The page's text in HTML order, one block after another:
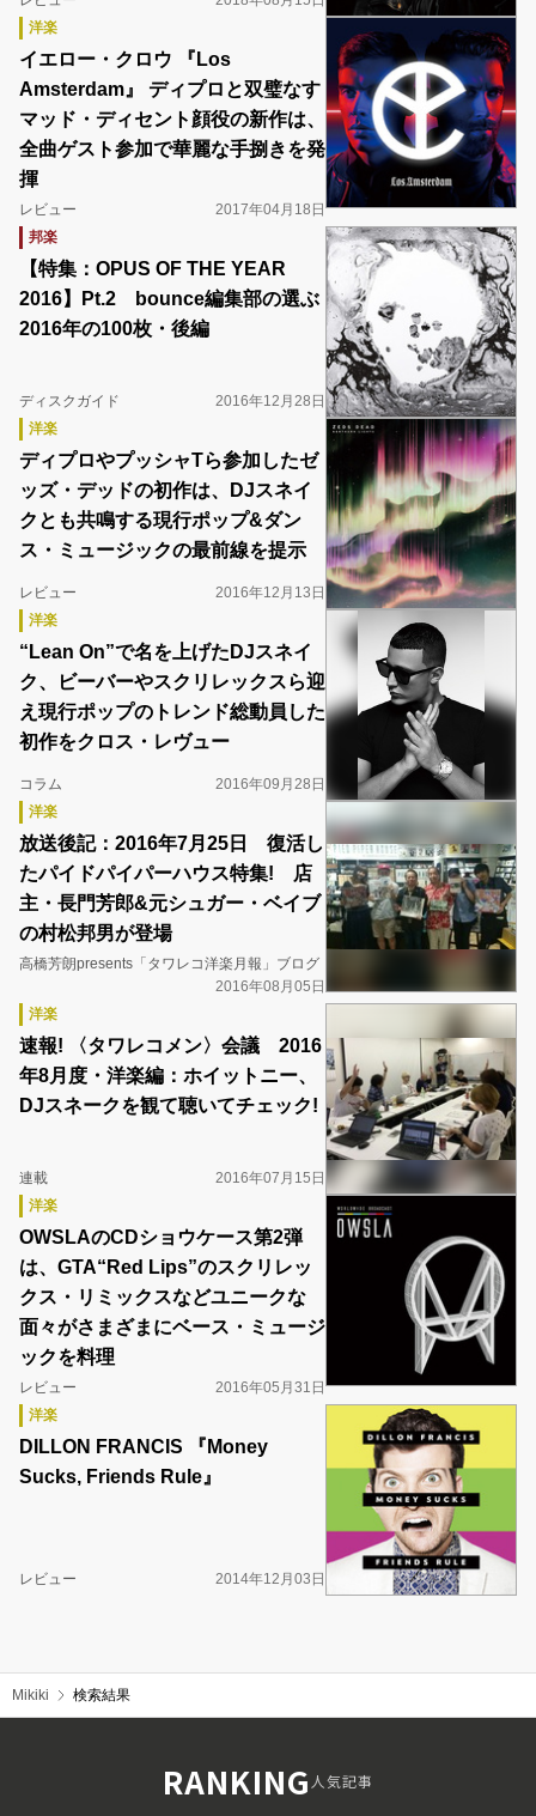
洋楽
イエロー・クロウ 『Los
Amsterdam』 ディプロと双璧なす
マッド・ディセント顔役の新作は、
全曲ゲスト参加で華麗な手捌きを発
揮
レビュー
2017年04月18日
邦楽
【特集：OPUS OF THE YEAR
2016】Pt.2 bounce編集部の選ぶ
2016年の100枚・後編
ディスクガイド
2016年12月28日
洋楽
ディプロやプッシャTら参加したゼ
ッズ・デッドの初作は、DJスネイ
クとも共鳴する現行ポップ&ダン
ス・ミュージックの最前線を提示
レビュー
2016年12月13日
洋楽
“Lean On”で名を上げたDJスネイ
ク、ビーバーやスクリレックスら迎
え現行ポップのトレンド総動員した
初作をクロス・レヴュー
コラム
2016年09月28日
洋楽
放送後記：2016年7月25日 復活し
たパイドパイパーハウス特集! 店
主・長門芳郎&元シュガー・ベイブ
の村松邦男が登場
高橋芳朗presents「タワレコ洋楽月報」ブログ
2016年08月05日
洋楽
速報! 〈タワレコメン〉会議 2016
年8月度・洋楽編：ホイットニー、
DJスネークを観て聴いてチェック!
連載
2016年07月15日
洋楽
OWSLAのCDショウケース第2弾
は、GTA“Red Lips”のスクリレッ
クス・リミックスなどユニークな
面々がさまざまにベース・ミュージ
ックを料理
レビュー
2016年05月31日
洋楽
DILLON FRANCIS 『Money
Sucks, Friends Rule』
レビュー 2014年12月03日
Mikiki 検索結果
RANKING人気記事